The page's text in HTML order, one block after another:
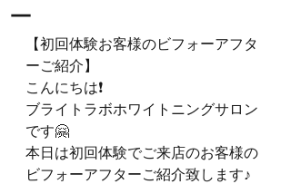
ー
【初回体験お客様のビフォーアフタ
ーご紹介】
こんにちは❗️
ブライトラボホワイトニングサロン
です🤗
本日は初回体験でご来店のお客様の
ビフォーアフターご紹介致します♪